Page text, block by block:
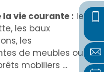
vie courante : les
les baux
les
de meubles ou
mobiliers …